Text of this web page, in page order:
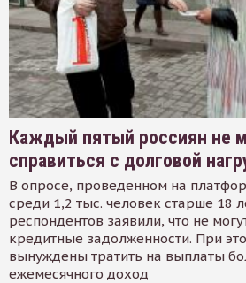
Каждый пятый россиян не
справиться с долговой
В опросе, проведенном на
среди 1,2 тыс. человек старше 18
респондентов заявили, что не
кредитные задолженности. При
вынуждены тратить на выплаты
ежемесячного доход